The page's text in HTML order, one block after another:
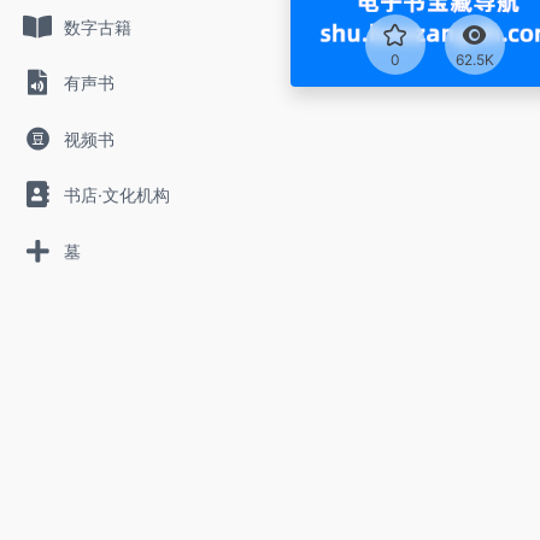
数字古籍
有声书
视频书
书店·文化机构
墓
0 62.5K